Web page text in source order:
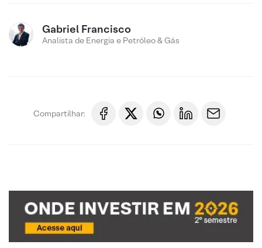
Gabriel Francisco
Analista de Energia e Petróleo & Gás
Compartilhar: